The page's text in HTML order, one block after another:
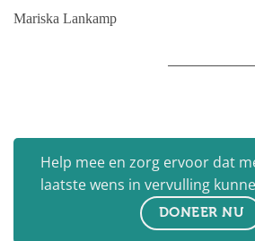
Mariska Lankamp
Help mee en zorg ervoor dat
laatste wens in vervulling
DONEER NU